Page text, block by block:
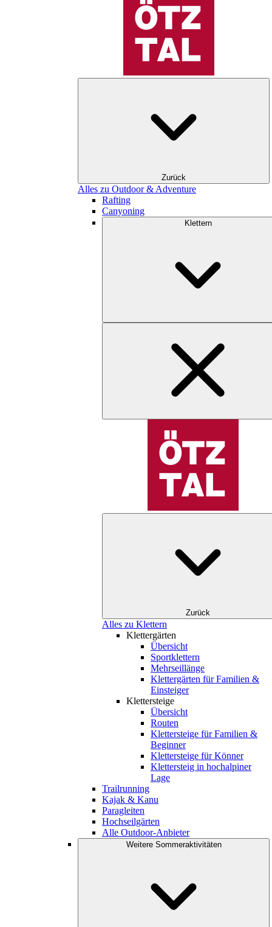
Zurück
Alles zu Outdoor & Adventure
Rafting
Canyoning
Klettern
Zurück
Alles zu Klettern
Klettergärten
Übersicht
Sportklettern
Mehrseillänge
Klettergärten für Familien &
Einsteiger
Klettersteige
Übersicht
Routen
Klettersteige für Familien &
Beginner
Klettersteige für Könner
Klettersteig in hochalpiner
Lage
Trailrunning
Kajak & Kanu
Paragleiten
Hochseilgärten
Alle Outdoor-Anbieter
Weitere Sommeraktivitäten